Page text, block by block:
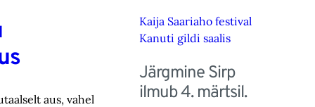
aus, vahel
Kaija Saariaho festival
Kanuti gildi saalis
Järgmine Sirp
ilmub 4. märtsil.